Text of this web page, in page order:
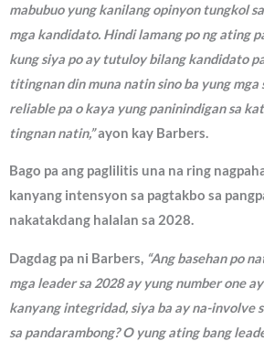
mabubuo yung kanilang opinyon tungkol
mga kandidato. Hindi lamang po ng ating
kung siya po ay tutuloy bilang kandidato
titingnan din muna natin sino ba yung mga
reliable pa o kaya yung paninindigan sa
tingnan natin,”ayon kay Barbers.
Bago pa ang paglilitis una na ring
kanyang intensyon sa pagtakbo sa
nakatakdang halalan sa 2028.
Dagdag pa ni Barbers, “Ang basehan po
mga leader sa 2028 ay yung number one
kanyang integridad, siya ba ay na-involve
sa pandarambong? O yung ating bang